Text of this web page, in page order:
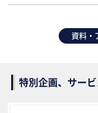
資料・
特別企画、サー